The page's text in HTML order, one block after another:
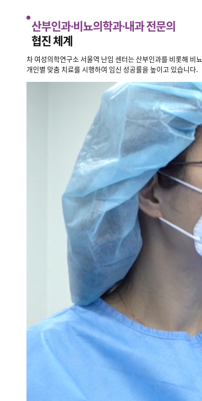
산부인과∙비뇨의학과∙내과 전문의
협진 체계
차 여성의학연구소 서울역 난임 센터는 산부인과를 비롯해 비
개인별 맞춤 치료를 시행하여 임신 성공률을 높이고 있습니다.